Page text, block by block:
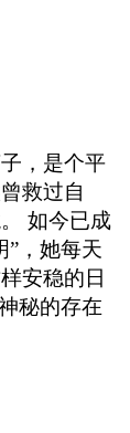
，是个平
救过自
如今已成
”，她每天
安稳的日
秘的存在